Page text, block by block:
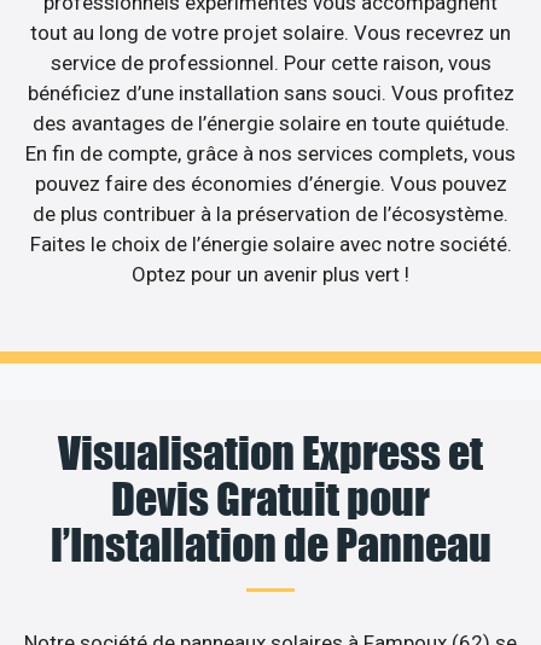
tout au long de votre projet solaire. Vous recevrez un
service de professionnel. Pour cette raison, vous
bénéficiez d’une installation sans souci. Vous profitez
des avantages de l’énergie solaire en toute quiétude.
En fin de compte, grâce à nos services complets, vous
pouvez faire des économies d’énergie. Vous pouvez
de plus contribuer à la préservation de l’écosystème.
Faites le choix de l’énergie solaire avec notre société.
Optez pour un avenir plus vert !
Visualisation Express et
Devis Gratuit pour
l’Installation de Panneau